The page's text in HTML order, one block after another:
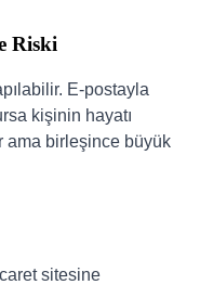
Riski
E-postayla
kişinin hayatı
ama birleşince büyük
sitesine